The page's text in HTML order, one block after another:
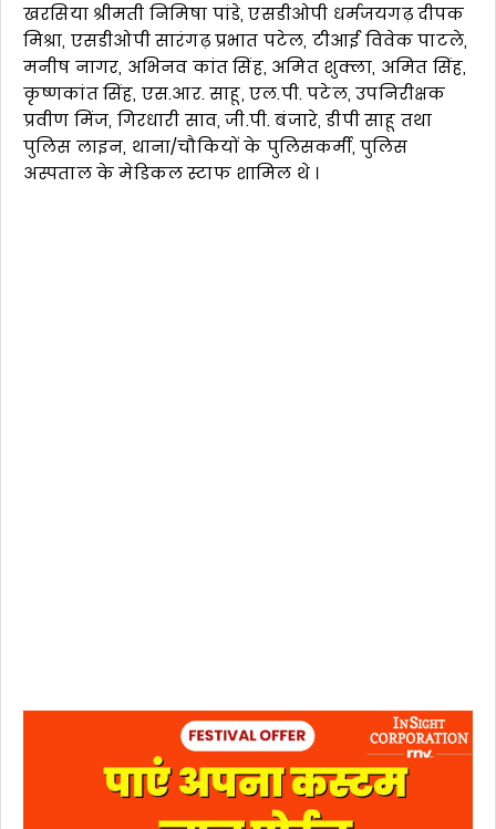
खरसिया श्रीमती निमिषा पांडे, एसडीओपी धर्मजयगढ़ दीपक
मिश्रा, एसडीओपी सारंगढ़ प्रभात पटेल, टीआई विवेक पाटले,
मनीष नागर, अभिनव कांत सिंह, अमित शुक्ला, अमित सिंह,
कृष्णकांत सिंह, एस.आर. साहू, एल.पी. पटेल, उपनिरीक्षक
प्रवीण मिंज, गिरधारी साव, जी.पी. बंजारे, डीपी साहू तथा
पुलिस लाइन, थाना/चौकियों के पुलिसकर्मी, पुलिस
अस्पताल के मेडिकल स्टाफ शामिल थे ।